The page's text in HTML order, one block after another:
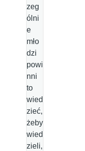
zeg
ólni
e
mło
dzi
powi
nni
to
wied
zieć,
żeby
wied
zieli,